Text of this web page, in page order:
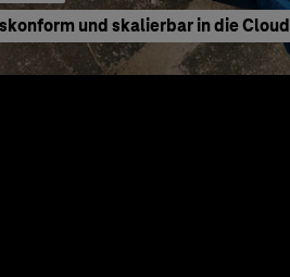
und skalierbar in die Cloud